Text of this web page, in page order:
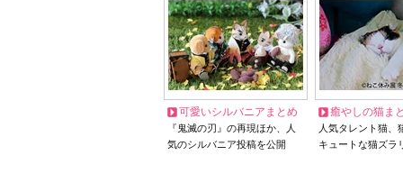
可愛いシルバニアまとめ
『鬼滅の刃』の再現ほか、人
気のシルバニア投稿を公開
癒やしの猫ま
人気タレント猫
キュートな猫ズラ